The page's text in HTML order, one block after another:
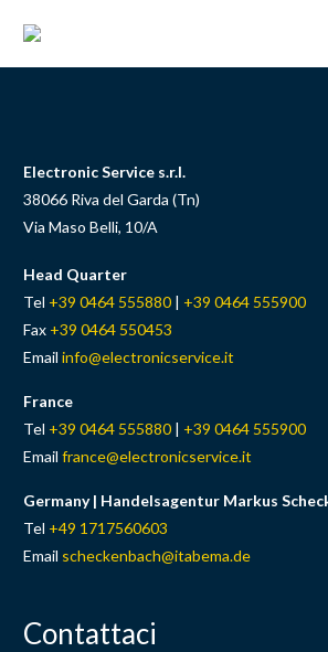
SHOP
Electronic Service s.r.l.
38066 Riva del Garda (Tn)
Via Maso Belli, 10/A
Head Quarter
Tel +39 0464 555880 | +39 0464 555900
Fax +39 0464 550453
Email info@electronicservice.it
France
Tel +39 0464 555880 | +39 0464 555900
Email france@electronicservice.it
Germany | Handelsagentur Markus
Tel +49 1717560603
Email scheckenbach@itabema.de
Contattaci